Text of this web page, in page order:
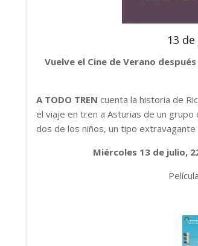
13
Vuelve el Cine de Verano
A TODO TREN cuenta la historia de
el viaje en tren a Asturias de un grupo
dos de los niños, un tipo
Miércoles 13 de julio,